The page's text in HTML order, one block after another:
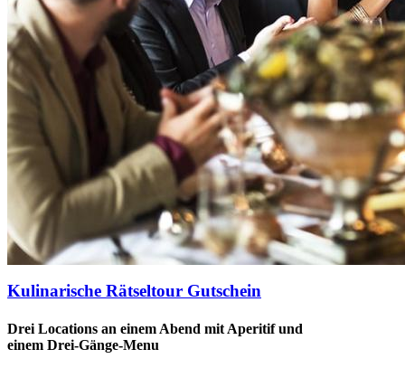
Kulinarische Rätseltour Gutschein
Drei Locations an einem Abend mit Aperitif und
einem Drei-Gänge-Menu